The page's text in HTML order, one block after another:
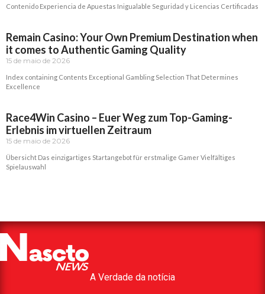
Contenido Experiencia de Apuestas Inigualable Seguridad y Licencias Certificadas
Remain Casino: Your Own Premium Destination when
it comes to Authentic Gaming Quality
15 de maio de 2026
Index containing Contents Exceptional Gambling Selection That Determines
Excellence
Race4Win Casino – Euer Weg zum Top-Gaming-
Erlebnis im virtuellen Zeitraum
15 de maio de 2026
Übersicht Das einzigartiges Startangebot für erstmalige Gamer Vielfältiges
Spielauswahl
A Verdade da notícia